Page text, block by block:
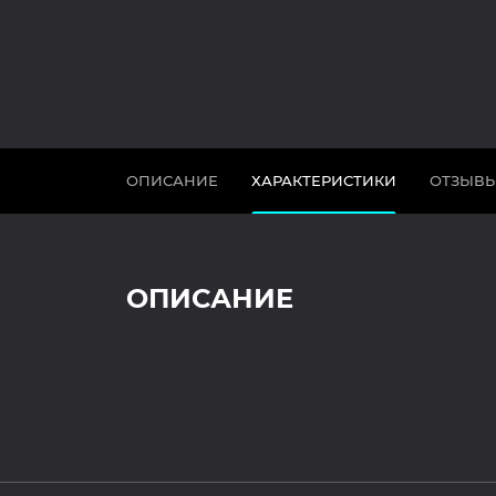
ОПИСАНИЕ ХАРАКТЕРИСТИКИ
ОПИСАНИЕ